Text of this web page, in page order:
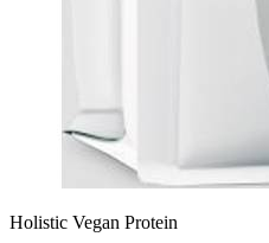
Holistic Vegan Protein